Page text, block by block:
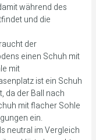
während des
und die
der
einen Schuh mit
mit
ist ein Schuh
da der Ball nach
mit flacher Sohle
ein.
neutral im Vergleich